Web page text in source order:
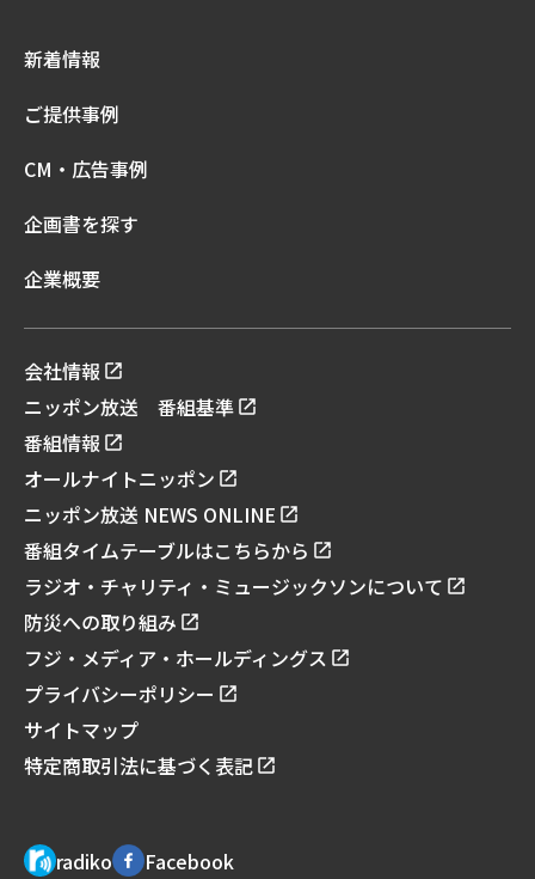
新着情報
ご提供事例
CM・広告事例
企画書を探す
企業概要
会社情報
ニッポン放送 番組基準
番組情報
オールナイトニッポン
ニッポン放送 NEWS ONLINE
番組タイムテーブルはこちらから
ラジオ・チャリティ・ミュージックソンについて
防災への取り組み
フジ・メディア・ホールディングス
プライバシーポリシー
サイトマップ
特定商取引法に基づく表記
radiko Facebook